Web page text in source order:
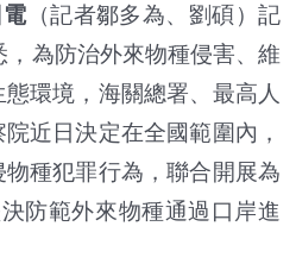
（記者鄒多為、劉碩）記
為防治外來物種侵害、維
環境，海關總署、最高人
近日決定在全國範圍內，
種犯罪行為，聯合開展為
防範外來物種通過口岸進